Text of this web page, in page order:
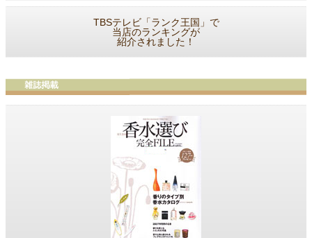
TBSテレビ「ランク王国」で
当店のランキングが
紹介されました！